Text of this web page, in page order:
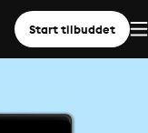
Start tilbuddet